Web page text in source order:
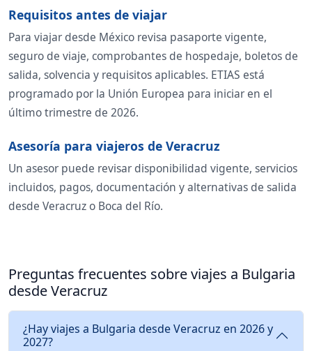
Requisitos antes de viajar
Para viajar desde México revisa pasaporte vigente,
seguro de viaje, comprobantes de hospedaje, boletos de
salida, solvencia y requisitos aplicables. ETIAS está
programado por la Unión Europea para iniciar en el
último trimestre de 2026.
Asesoría para viajeros de Veracruz
Un asesor puede revisar disponibilidad vigente, servicios
incluidos, pagos, documentación y alternativas de salida
desde Veracruz o Boca del Río.
Preguntas frecuentes sobre viajes a Bulgaria
desde Veracruz
¿Hay viajes a Bulgaria desde Veracruz en 2026 y
2027?